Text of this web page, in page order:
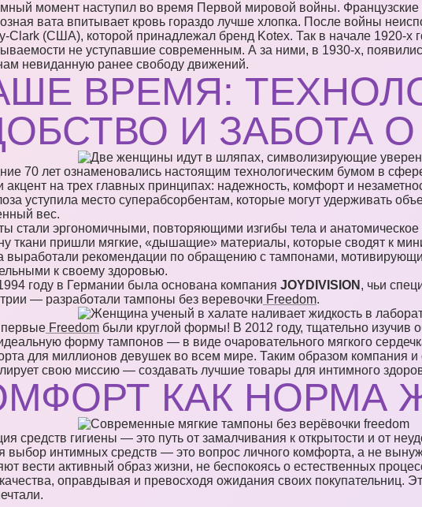
момент наступил во время Первой мировой войны. Французские
вата впитывает кровь гораздо лучше хлопка. После войны
Clark (США), которой принадлежал бренд Kotex. Так в начале 1920-х
не уступавшие современным. А за ними, в 1930-х,
невиданную ранее свободу движений.
ВРЕМЯ:
И ЗАБОТА
70 лет ознаменовались настоящим технологическим бумом в
акцент на трех главных принципах: надежность, комфорт и
уступила место суперабсорбентам, которые могут удерживать
вес.
стали эргономичными, повторяющими изгибы тела и
ткани пришли мягкие, «дышащие» материалы, которые сводят к
выработали рекомендации по обращению с тампонами,
к своему здоровью.
году в Германии была основана компания JOYDIVISION , чьи
— разработали тампоны без веревочки Freedom.
первые Freedom были круглой формы! В 2012 году, тщательно изучив
форму тампонов — в виде очаровательного мягкого
для миллионов девушек во всем мире. Таким образом компания
свою миссию — создавать лучшие товары для интимного
КАК НОРМА
средств гигиены — это путь от замалчивания к открытости и от
выбор интимных средств — это вопрос личного комфорта, а не
вести активный образ жизни, не беспокоясь о естественных
оправдывая и превосходя ожидания своих покупательниц.